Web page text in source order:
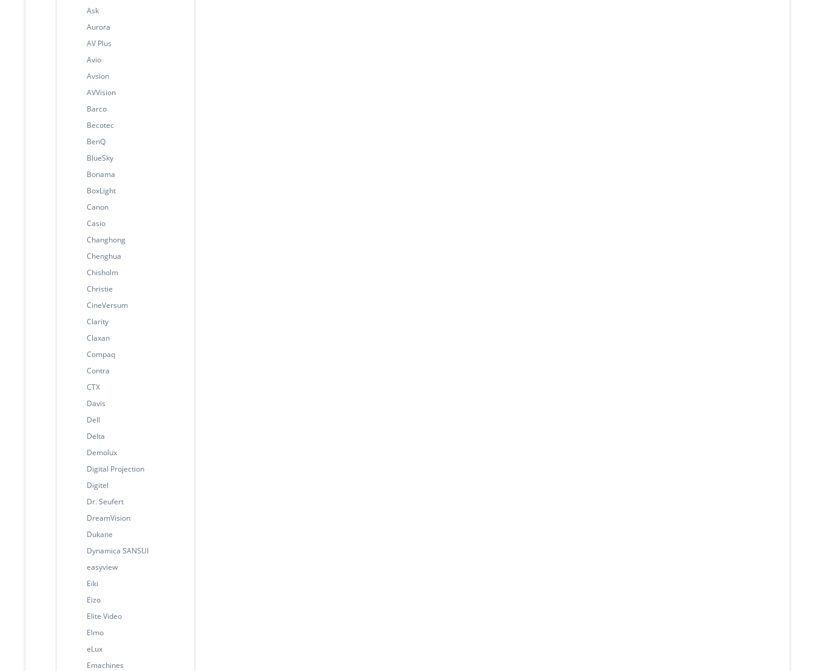
Ask
Aurora
AV Plus
Avio
Avsion
AVVision
Barco
Becotec
BenQ
BlueSky
Bonama
BoxLight
Canon
Casio
Changhong
Chenghua
Chisholm
Christie
CineVersum
Clarity
Claxan
Compaq
Contra
CTX
Davis
Dell
Delta
Demolux
Digital Projection
Digitel
Dr. Seufert
DreamVision
Dukane
Dynamica SANSUI
easyview
Eiki
Eizo
Elite Video
Elmo
eLux
Emachines